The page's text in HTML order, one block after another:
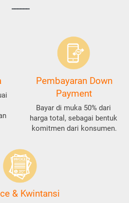
Pembayaran Down
Payment
Bayar di muka 50% dari
harga total, sebagai bentuk
komitmen dari konsumen.
& Kwintansi